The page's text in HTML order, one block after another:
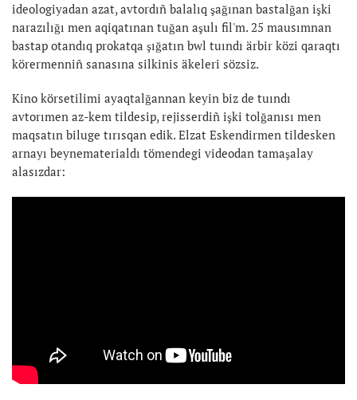
ideologiyadan azat, avtordıñ balalıq şağınan bastalğan işki
narazılığı men aqiqatınan tuğan aşulı fil'm. 25 mausımnan
bastap otandıq prokatqa şığatın bwl tuındı ärbir közi qaraqtı
körermenniñ sanasına silkinis äkeleri sözsiz.
Kino körsetilimi ayaqtalğannan keyin biz de tuındı
avtorımen az-kem tildesip, rejisserdiñ işki tolğanısı men
maqsatın biluge tırısqan edik. Elzat Eskendirmen tildesken
arnayı beynematerialdı tömendegi videodan tamaşalay
alasızdar: